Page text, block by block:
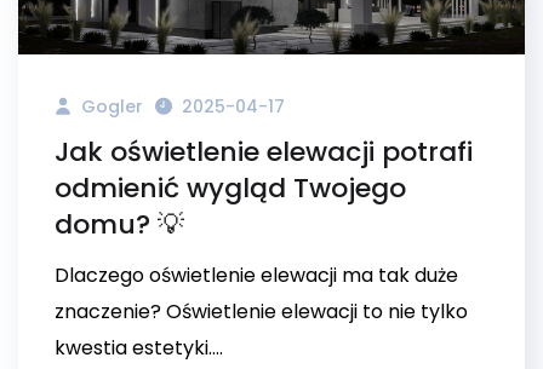
Gogler 2025-04-17
Jak oświetlenie elewacji potrafi
odmienić wygląd Twojego
domu? 💡
Dlaczego oświetlenie elewacji ma tak duże
znaczenie? Oświetlenie elewacji to nie tylko
kwestia estetyki....